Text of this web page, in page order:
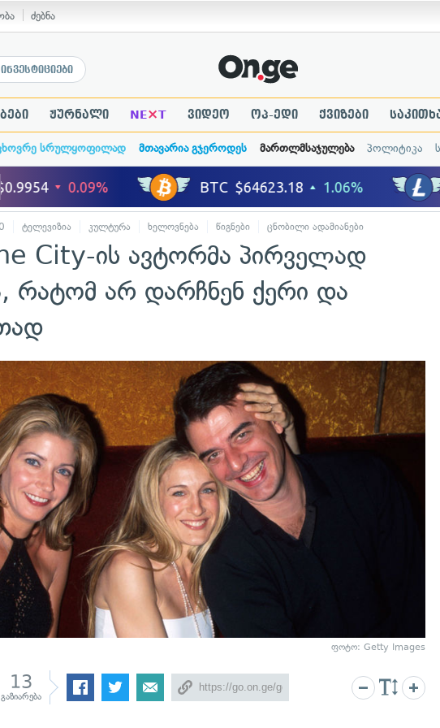
ძებნა
ინვესტიციები
ჟურნალი NE×T ვიდეო ოპ-ედი ქვიზები
სრულყოფილად მთავარია გჯეროდეს მართლმსაჯულება პოლიტიკა
ტელევიზია კულტურა ხელოვნება წიგნები ცნობილი ადამიანები
City-ის ავტორმა პირველად
რატომ არ დარჩნენ ქერი და
ფოტო: Getty Images
13
გაზიარება